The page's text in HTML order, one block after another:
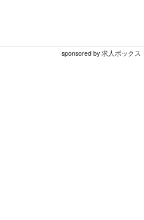
sponsored by 求人ボックス